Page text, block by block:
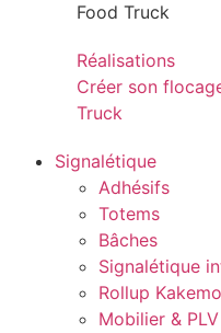
Food Truck
Réalisations
Créer son
Truck
Signalétique
Adhésifs
Totems
Bâches
Signalétique
Rollup
Mobilier &